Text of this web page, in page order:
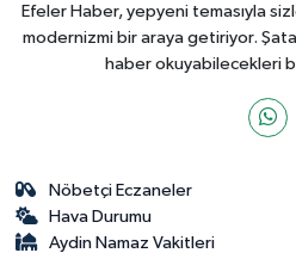
Efeler Haber, yepyeni temasıyla
modernizmi bir araya getiriyor.
haber okuyabilecekleri
Nöbetçi Eczaneler
Hava Durumu
Aydin Namaz Vakitleri